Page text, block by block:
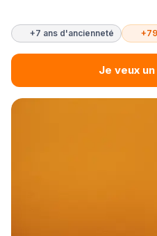
+7 ans d'ancienneté
Je veux